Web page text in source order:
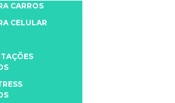
CARROS
CELULAR